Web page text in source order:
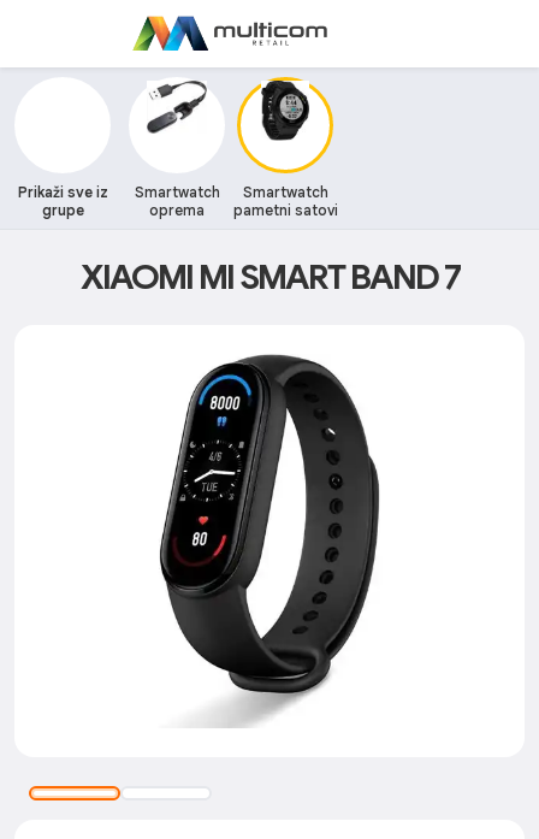
Prikaži sve iz
grupe
Smartwatch
oprema
Smartwatch
pametni satovi
XIAOMI MI SMART BAND 7